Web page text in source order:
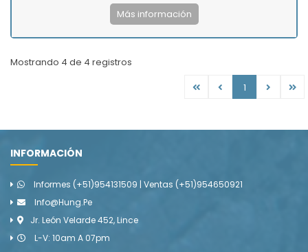
Más información
Mostrando 4 de 4 registros
1
INFORMACIÓN
Informes (+51)954131509 | Ventas (+51)954650921
Info@hung.pe
Jr. León Velarde 452, Lince
L-V: 10am A 07pm